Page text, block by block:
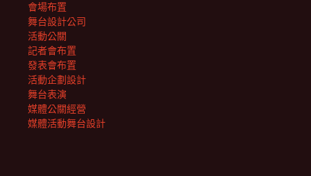
會場布置
舞台設計公司
活動公關
記者會布置
發表會布置
活動企劃設計
舞台表演
媒體公關經營
媒體活動舞台設計